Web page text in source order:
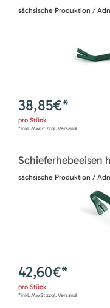
sächsische Produktion /
38,85€*
pro Stück
*inkl. MwSt zzgl. Versand
Schieferhebeeisen
sächsische Produktion /
42,60€*
pro Stück
*inkl. MwSt zzgl. Versand